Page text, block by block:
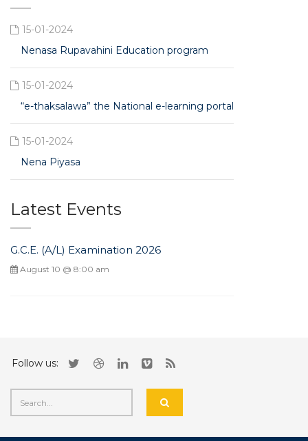
15-01-2024
Nenasa Rupavahini Education program
15-01-2024
“e-thaksalawa” the National e-learning portal
15-01-2024
Nena Piyasa
Latest Events
G.C.E. (A/L) Examination 2026
August 10 @ 8:00 am
Follow us: